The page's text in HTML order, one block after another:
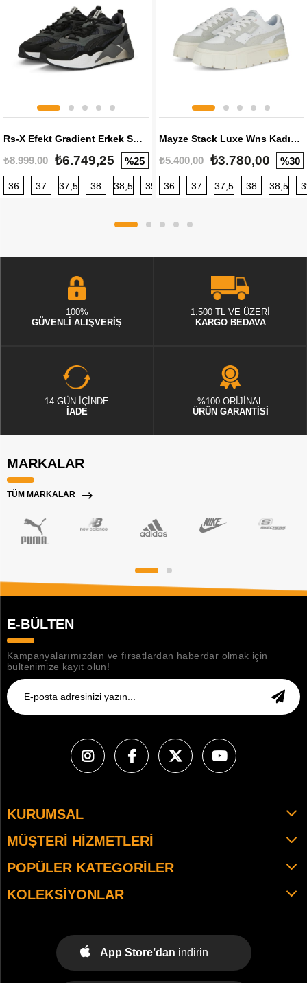
Rs-X Efekt Gradient Erkek Sneaker
₺8.999,00 ₺6.749,25 %25
36 37 37,5 38 38,5 39 40 40,5 41 42 42,5
Mayze Stack Luxe Wns Kadın Sneaker
₺5.400,00 ₺3.780,00 %30
36 37 37,5 38 38,5
100%
GÜVENLİ ALIŞVERİŞ
1.500 TL VE ÜZERİ
KARGO BEDAVA
14 GÜN İÇİNDE
İADE
%100 ORİJİNAL
ÜRÜN GARANTİSİ
MARKALAR
TÜM MARKALAR
E-BÜLTEN
Kampanyalarımızdan ve fırsatlardan haberdar olmak için
bültenimize kayıt olun!
KURUMSAL
MÜŞTERI HIZMETLERI
POPÜLER KATEGORILER
KOLEKSIYONLAR
App Store’dan indirin